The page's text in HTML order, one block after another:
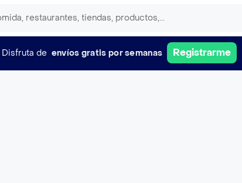
Disfruta de envíos gratis por semanas Registrarme